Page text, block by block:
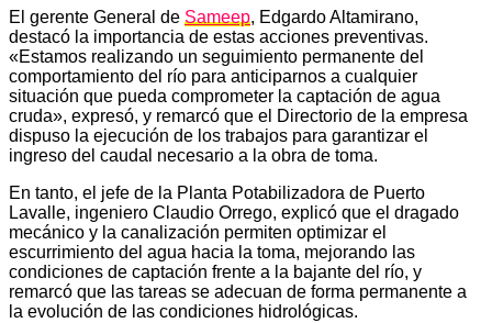
El gerente General de Sameep, Edgardo Altamirano,
destacó la importancia de estas acciones preventivas.
«Estamos realizando un seguimiento permanente del
comportamiento del río para anticiparnos a cualquier
situación que pueda comprometer la captación de agua
cruda», expresó, y remarcó que el Directorio de la empresa
dispuso la ejecución de los trabajos para garantizar el
ingreso del caudal necesario a la obra de toma.
En tanto, el jefe de la Planta Potabilizadora de Puerto
Lavalle, ingeniero Claudio Orrego, explicó que el dragado
mecánico y la canalización permiten optimizar el
escurrimiento del agua hacia la toma, mejorando las
condiciones de captación frente a la bajante del río, y
remarcó que las tareas se adecuan de forma permanente a
la evolución de las condiciones hidrológicas.